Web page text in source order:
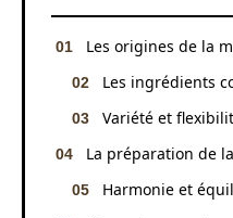
Les origines de la
Les ingrédients
Variété et
La préparation de
Harmonie et